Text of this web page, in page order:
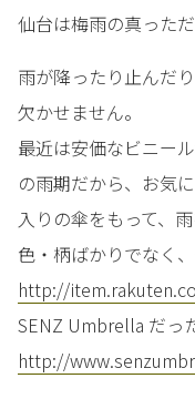
仙台は梅雨の真っただ
雨が降ったり止んだ
欠かせません。
最近は安価なビニー
の雨期だから、お気に
入りの傘をもって、
色・柄ばかりでなく
http://
SENZ Umbrella だっ
http://